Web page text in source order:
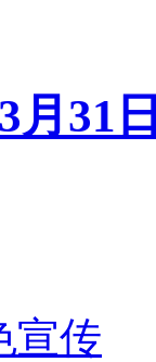
月31
宣传